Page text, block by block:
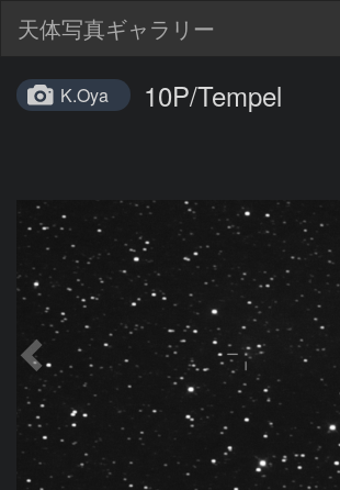
天体写真ギャラリー
K.Oya 10P/Tempel